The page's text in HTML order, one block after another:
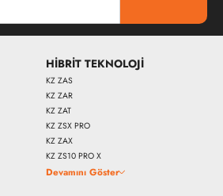
HİBRİT TEKNOLOJİ
KZ ZAS
KZ ZAR
KZ ZAT
KZ ZSX PRO
KZ ZAX
KZ ZS10 PRO X
Devamını Göster